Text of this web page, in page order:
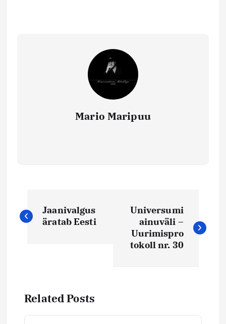
Mario Maripuu
a
g
Jaanivalgus
äratab Eesti
Universumi
ainuväli –
Uurimispro
tokoll nr. 30
Related Posts